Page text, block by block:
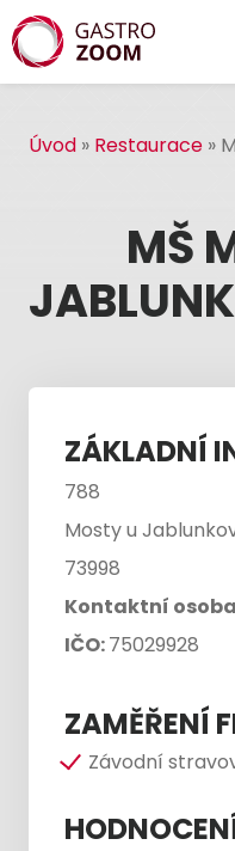
Úvod » Restaurace »
MŠ
ZÁKLADNÍ
788
Mosty u
73998
Kontaktní
IČO:75029928
ZAMĚŘENÍ
Závodní